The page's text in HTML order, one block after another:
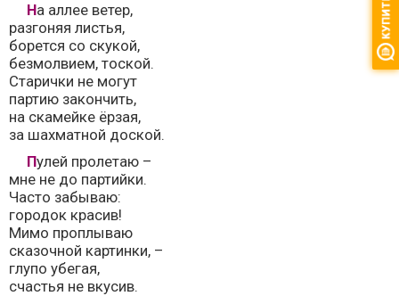
На аллее ветер,
разгоняя листья,
борется со скукой,
безмолвием, тоской.
Старички не могут
партию закончить,
на скамейке ёрзая,
за шахматной доской.
Пулей пролетаю –
мне не до партийки.
Часто забываю:
городок красив!
Мимо проплываю
сказочной картинки, –
глупо убегая,
счастья не вкусив.